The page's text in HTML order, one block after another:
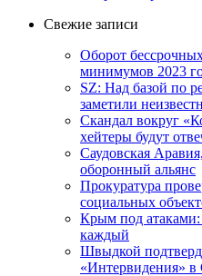
Свежие записи
Оборот
минимумов 2023
SZ: Над базой по
заметили
Скандал вокруг
хейтеры будут
Саудовская
оборонный альянс
Прокуратура
социальных
Крым под атаками:
каждый
Швыдкой
«Интервидения» в